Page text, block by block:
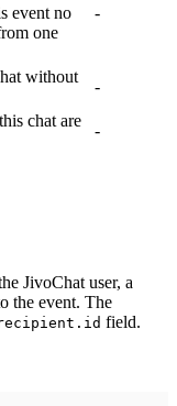
event no
one
-
without
-
chat are
-
JivoChat user, a
the event. The
field.